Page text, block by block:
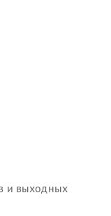
и выходных